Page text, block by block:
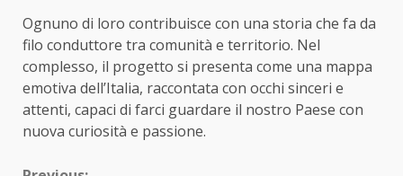
Ognuno di loro contribuisce con una storia che fa da
filo conduttore tra comunità e territorio. Nel
complesso, il progetto si presenta come una mappa
emotiva dell’Italia, raccontata con occhi sinceri e
attenti, capaci di farci guardare il nostro Paese con
nuova curiosità e passione.